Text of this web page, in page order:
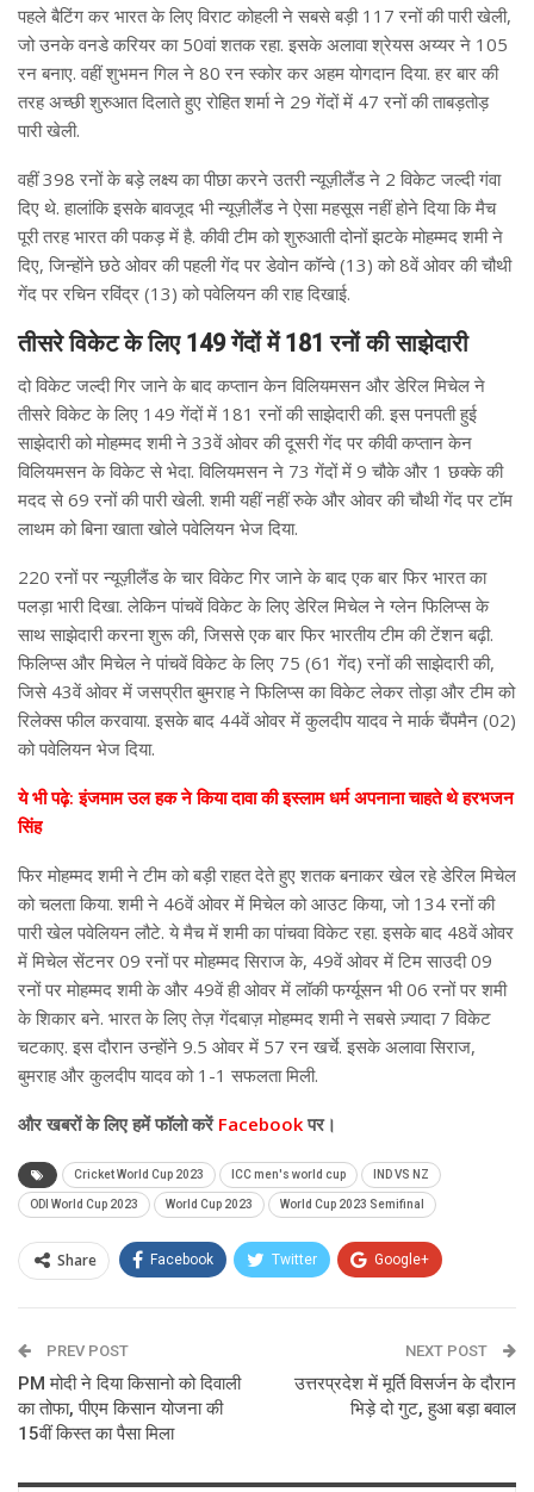
पहले बैटिंग कर भारत के लिए विराट कोहली ने सबसे बड़ी 117 रनों की पारी खेली,
जो उनके वनडे करियर का 50वां शतक रहा. इसके अलावा श्रेयस अय्यर ने 105
रन बनाए. वहीं शुभमन गिल ने 80 रन स्कोर कर अहम योगदान दिया. हर बार की
तरह अच्छी शुरुआत दिलाते हुए रोहित शर्मा ने 29 गेंदों में 47 रनों की ताबड़तोड़
पारी खेली.
वहीं 398 रनों के बड़े लक्ष्य का पीछा करने उतरी न्यूज़ीलैंड ने 2 विकेट जल्दी गंवा
दिए थे. हालांकि इसके बावजूद भी न्यूज़ीलैंड ने ऐसा महसूस नहीं होने दिया कि मैच
पूरी तरह भारत की पकड़ में है. कीवी टीम को शुरुआती दोनों झटके मोहम्मद शमी ने
दिए, जिन्होंने छठे ओवर की पहली गेंद पर डेवोन कॉन्वे (13) को 8वें ओवर की चौथी
गेंद पर रचिन रविंद्र (13) को पवेलियन की राह दिखाई.
तीसरे विकेट के लिए 149 गेंदों में 181 रनों की साझेदारी
दो विकेट जल्दी गिर जाने के बाद कप्तान केन विलियमसन और डेरिल मिचेल ने
तीसरे विकेट के लिए 149 गेंदों में 181 रनों की साझेदारी की. इस पनपती हुई
साझेदारी को मोहम्मद शमी ने 33वें ओवर की दूसरी गेंद पर कीवी कप्तान केन
विलियमसन के विकेट से भेदा. विलियमसन ने 73 गेंदों में 9 चौके और 1 छक्के की
मदद से 69 रनों की पारी खेली. शमी यहीं नहीं रुके और ओवर की चौथी गेंद पर टॉम
लाथम को बिना खाता खोले पवेलियन भेज दिया.
220 रनों पर न्यूज़ीलैंड के चार विकेट गिर जाने के बाद एक बार फिर भारत का
पलड़ा भारी दिखा. लेकिन पांचवें विकेट के लिए डेरिल मिचेल ने ग्लेन फिलिप्स के
साथ साझेदारी करना शुरू की, जिससे एक बार फिर भारतीय टीम की टेंशन बढ़ी.
फिलिप्स और मिचेल ने पांचवें विकेट के लिए 75 (61 गेंद) रनों की साझेदारी की,
जिसे 43वें ओवर में जसप्रीत बुमराह ने फिलिप्स का विकेट लेकर तोड़ा और टीम को
रिलेक्स फील करवाया. इसके बाद 44वें ओवर में कुलदीप यादव ने मार्क चैंपमैन (02)
को पवेलियन भेज दिया.
ये भी पढ़े: इंजमाम उल हक ने किया दावा की इस्लाम धर्म अपनाना चाहते थे हरभजन
सिंह
फिर मोहम्मद शमी ने टीम को बड़ी राहत देते हुए शतक बनाकर खेल रहे डेरिल मिचेल
को चलता किया. शमी ने 46वें ओवर में मिचेल को आउट किया, जो 134 रनों की
पारी खेल पवेलियन लौटे. ये मैच में शमी का पांचवा विकेट रहा. इसके बाद 48वें ओवर
में मिचेल सेंटनर 09 रनों पर मोहम्मद सिराज के, 49वें ओवर में टिम साउदी 09
रनों पर मोहम्मद शमी के और 49वें ही ओवर में लॉकी फर्ग्यूसन भी 06 रनों पर शमी
के शिकार बने. भारत के लिए तेज़ गेंदबाज़ मोहम्मद शमी ने सबसे ज़्यादा 7 विकेट
चटकाए. इस दौरान उन्होंने 9.5 ओवर में 57 रन खर्चे. इसके अलावा सिराज,
बुमराह और कुलदीप यादव को 1-1 सफलता मिली.
औरखबरों के लिए हमें फॉलो करेंFacebookपर।
Cricket World Cup 2023 ICC men's world cup IND VS NZ
ODI World Cup 2023 World Cup 2023 World Cup 2023 Semifinal
Share Facebook Twitter Google+
Email
PREV POST
PM मोदी ने दिया किसानो को दिवाली
का तोफा, पीएम किसान योजना की
15वीं किस्त का पैसा मिला
NEXT POST
उत्तरप्रदेश में मूर्ति विसर्जन के दौरान
भिड़े दो गुट, हुआ बड़ा बवाल